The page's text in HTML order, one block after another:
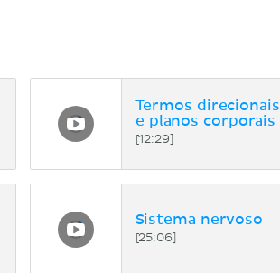
Termos direcionais
e planos corporais
[12:29]
Sistema nervoso
[25:06]